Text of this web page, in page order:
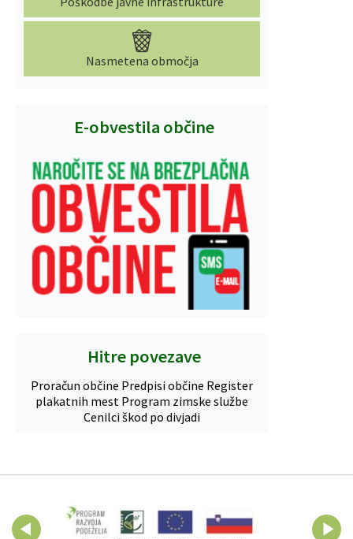
Nasmetena območja
E-obvestila občine
Hitre povezave
Proračun občine Predpisi občine Register
plakatnih mest Program zimske službe
Cenilci škod po divjadi